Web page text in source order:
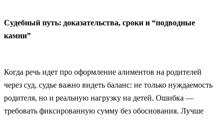
Судебный путь: доказательства, сроки и “подводные
камни”
Когда речь идет про оформление алиментов на родителей
через суд, судье важно видеть баланс: не только нуждаемость
родителя, но и реальную нагрузку на детей. Ошибка —
требовать фиксированную сумму без обоснования. Лучше